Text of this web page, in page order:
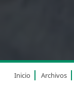
Inicio Archivos